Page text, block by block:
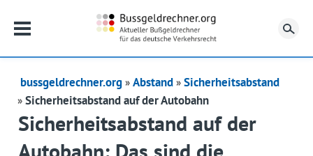
bussgeldrechner.org Abstand
Sicherheitsabstand
Sicherheitsabstand auf der Autobahn
Sicherheitsabstand auf der